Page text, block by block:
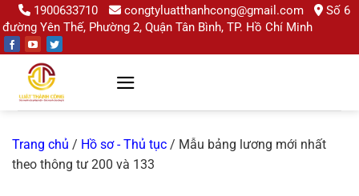
Chuyển
đến
nội
1900633710 congtyluatthanhcong@gmail.com
Số 6
đường Yên Thế, Phường 2, Quận Tân Bình, TP. Hồ Chí Minh
Trang chủ / Hồ sơ - Thủ tục / Mẫu bảng lương mới nhất
theo thông tư 200 và 133